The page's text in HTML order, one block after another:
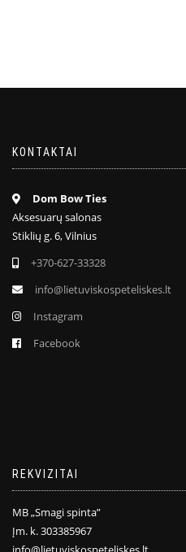
KONTAKTAI
Dom Bow Ties
Aksesuarų salonas
Stiklių g. 6, Vilnius
+370-627-33328
info@lietuviskospeteliskes.lt
Instagram
Facebook
REKVIZITAI
MB „Smagi spinta”
Įm. k. 303385967